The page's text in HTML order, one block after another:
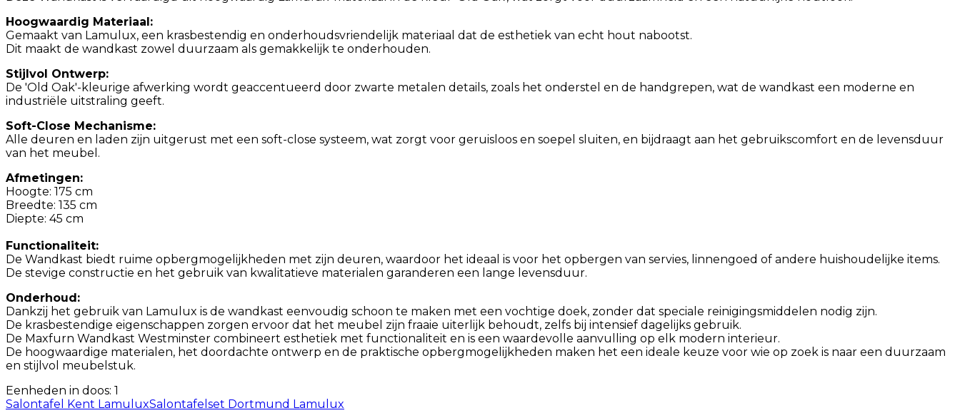
Hoogwaardig Materiaal:
Gemaakt van Lamulux, een krasbestendig en onderhoudsvriendelijk materiaal dat de esthetiek van echt hout nabootst.
Dit maakt de wandkast zowel duurzaam als gemakkelijk te onderhouden.
Stijlvol Ontwerp:
De 'Old Oak'-kleurige afwerking wordt geaccentueerd door zwarte metalen details, zoals het onderstel en de handgrepen, wat de wandkast een moderne en
industriële uitstraling geeft.
Soft-Close Mechanisme:
Alle deuren en laden zijn uitgerust met een soft-close systeem, wat zorgt voor geruisloos en soepel sluiten, en bijdraagt aan het gebruikscomfort en de levensduur
van het meubel.
Afmetingen:
Hoogte: 175 cm
Breedte: 135 cm
Diepte: 45 cm
Functionaliteit:
De Wandkast biedt ruime opbergmogelijkheden met zijn deuren, waardoor het ideaal is voor het opbergen van servies, linnengoed of andere huishoudelijke items.
De stevige constructie en het gebruik van kwalitatieve materialen garanderen een lange levensduur.
Onderhoud:
Dankzij het gebruik van Lamulux is de wandkast eenvoudig schoon te maken met een vochtige doek, zonder dat speciale reinigingsmiddelen nodig zijn.
De krasbestendige eigenschappen zorgen ervoor dat het meubel zijn fraaie uiterlijk behoudt, zelfs bij intensief dagelijks gebruik.
De Maxfurn Wandkast Westminster combineert esthetiek met functionaliteit en is een waardevolle aanvulling op elk modern interieur.
De hoogwaardige materialen, het doordachte ontwerp en de praktische opbergmogelijkheden maken het een ideale keuze voor wie op zoek is naar een duurzaam
en stijlvol meubelstuk.
Eenheden in doos: 1
Salontafel Kent LamuluxSalontafelset Dortmund Lamulux